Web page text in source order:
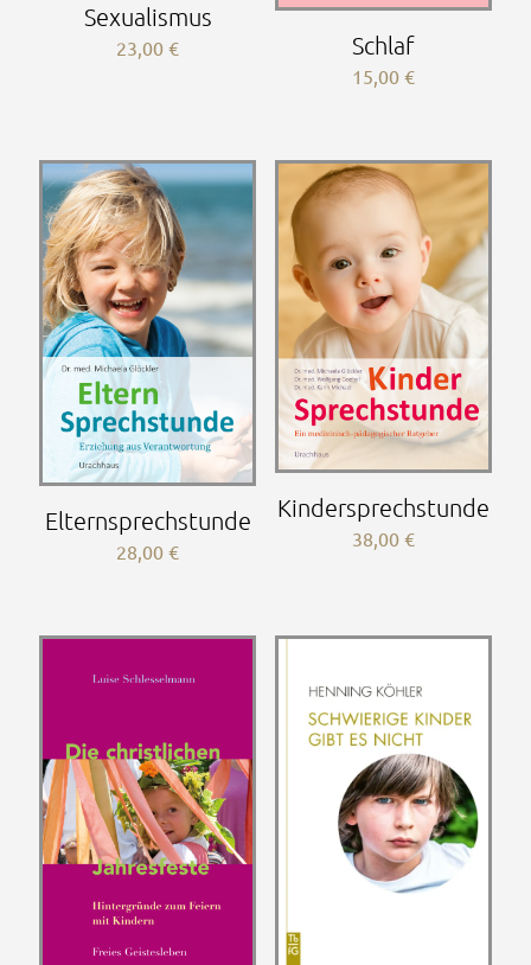
Sexualismus
23,00€ Schlaf
15,00 €
Elternsprechstunde
28,00€
Kindersprechstunde
38,00 €